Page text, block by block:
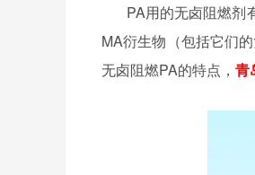
PA用的无卤阻燃剂
MA衍生物（包括它们
无卤阻燃PA的特点， 青